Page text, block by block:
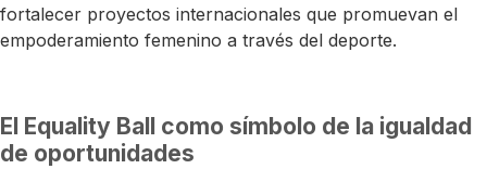
fortalecer proyectos internacionales que promuevan el
empoderamiento femenino a través del deporte.
El Equality Ball como símbolo de la igualdad
de oportunidades